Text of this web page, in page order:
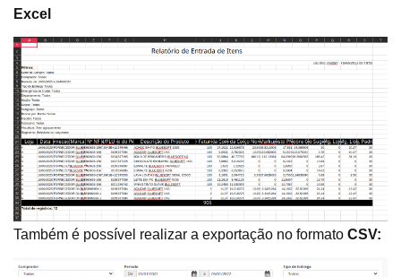
Excel
Também é possível realizar a exportação no formato CSV: